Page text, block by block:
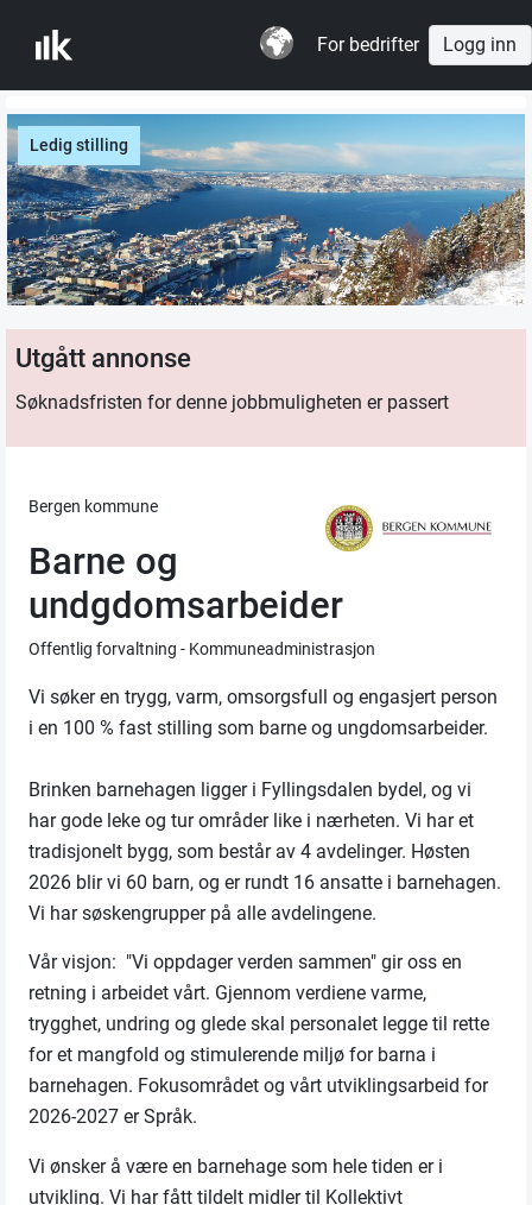
For bedrifter Logg inn
Ledig stilling
Utgått annonse
Søknadsfristen for denne jobbmuligheten er passert
Bergen kommune
Barne og
undgdomsarbeider
Offentlig forvaltning - Kommuneadministrasjon
Vi søker en trygg, varm, omsorgsfull og engasjert person
i en 100 % fast stilling som barne og ungdomsarbeider.
Brinken barnehagen ligger i Fyllingsdalen bydel, og vi
har gode leke og tur områder like i nærheten. Vi har et
tradisjonelt bygg, som består av 4 avdelinger. Høsten
2026 blir vi 60 barn, og er rundt 16 ansatte i barnehagen.
Vi har søskengrupper på alle avdelingene.
Vår visjon: "Vi oppdager verden sammen" gir oss en
retning i arbeidet vårt. Gjennom verdiene varme,
trygghet, undring og glede skal personalet legge til rette
for et mangfold og stimulerende miljø for barna i
barnehagen. Fokusområdet og vårt utviklingsarbeid for
2026-2027 er Språk.
Vi ønsker å være en barnehage som hele tiden er i
utvikling. Vi har fått tildelt midler til Kollektivt